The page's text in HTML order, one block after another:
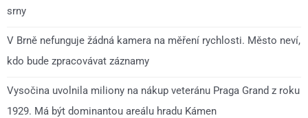
srny
V Brně nefunguje žádná kamera na měření rychlosti. Město neví,
kdo bude zpracovávat záznamy
Vysočina uvolnila miliony na nákup veteránu Praga Grand z roku
1929. Má být dominantou areálu hradu Kámen